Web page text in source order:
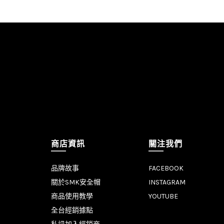
商店資訊
品牌故事
關於SMK安全帽
商品使用教學
全台經銷據點
關注我們
FACEBOOK
INSTAGRAM
YOUTUBE